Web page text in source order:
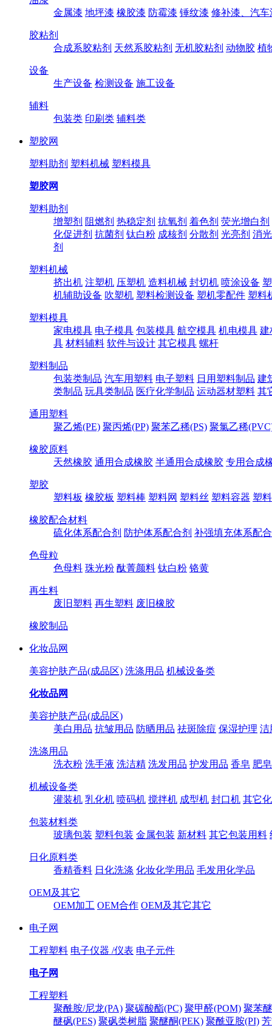
金属漆 地坪漆 橡胶漆 防霉漆 锤纹漆 修补漆、汽车
胶粘剂
合成系胶粘剂 天然系胶粘剂 无机胶粘剂 动物胶 植
设备
生产设备 检测设备 施工设备
辅料
包装类 印刷类 辅料类
塑胶网
塑料助剂 塑料机械 塑料模具
塑胶网
塑料助剂
增塑剂 阻燃剂 热稳定剂 抗氧剂 着色剂 荧光增白剂
化促进剂 抗菌剂 钛白粉 成核剂 分散剂 光亮剂 消
剂
塑料机械
挤出机 注塑机 压塑机 造料机械 封切机 喷涂设备
机辅助设备 吹塑机 塑料检测设备 塑机零配件 塑料
塑料模具
家电模具 电子模具 包装模具 航空模具 机电模具 建
具 材料辅料 软件与设计 其它模具 螺杆
塑料制品
包装类制品 汽车用塑料 电子塑料 日用塑料制品 建
类制品 玩具类制品 医疗化学制品 运动器材塑料 其
通用塑料
聚乙烯(PE) 聚丙烯(PP) 聚苯乙稀(PS) 聚氯乙稀
橡胶原料
天然橡胶 通用合成橡胶 半通用合成橡胶 专用合成
塑胶
塑料板 橡胶板 塑料棒 塑料网 塑料丝 塑料容器 塑
橡胶配合材料
硫化体系配合剂 防护体系配合剂 补强填充体系配
色母粒
色母料 珠光粉 酞菁颜料 钛白粉 铬黄
再生料
废旧塑料 再生塑料 废旧橡胶
橡胶制品
化妆品网
美容护肤产品(成品区) 洗涤用品 机械设备类
化妆品网
美容护肤产品(成品区)
美白用品 抗皱用品 防晒用品 祛斑除痘 保湿护理 洁
洗涤用品
洗衣粉 洗手液 洗洁精 洗发用品 护发用品 香皂 肥皂
机械设备类
灌装机 乳化机 喷码机 搅拌机 成型机 封口机 其它
包装材料类
玻璃包装 塑料包装 金属包装 新材料 其它包装用料
日化原料类
香精香料 日化洗涤 化妆化学用品 毛发用化学品
OEM及其它
OEM加工 OEM合作 OEM及其它其它
电子网
工程塑料 电子仪器 /仪表 电子元件
电子网
工程塑料
聚酰胺/尼龙(PA) 聚碳酸酯(PC) 聚甲醛(POM) 聚苯
醚砜(PES) 聚砜类树脂 聚醚酮(PEK) 聚酰亚胺(PI)